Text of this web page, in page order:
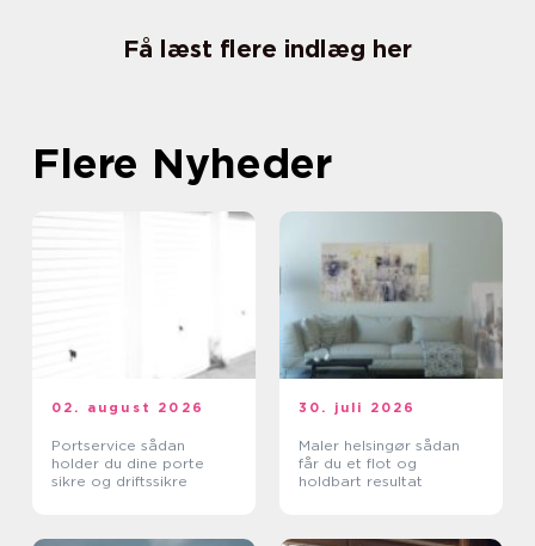
Få læst flere indlæg her
Flere Nyheder
02. august 2026
Portservice sådan
holder du dine porte
sikre og driftssikre
30. juli 2026
Maler helsingør sådan
får du et flot og
holdbart resultat